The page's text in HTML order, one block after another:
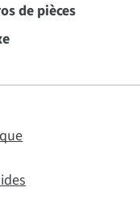
de pièces